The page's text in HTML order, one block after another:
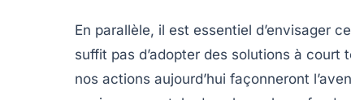
En parallèle, il est essentiel d’envisager
suffit pas d’adopter des solutions à court
nos actions aujourd’hui façonneront